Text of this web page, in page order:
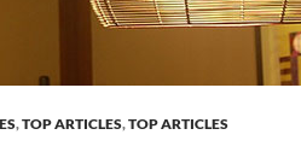
,TOP ARTICLES,TOP ARTICLES